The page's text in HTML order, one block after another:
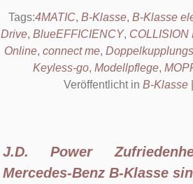
Tags:4MATIC, B-Klasse, B-Klasse
Drive, BlueEFFICIENCY, COLLISION
Online, connect me,
Keyless-go, Modellpflege,
Veröffentlicht in B-Klasse
J.D. Power
Mercedes-Benz B-Klasse